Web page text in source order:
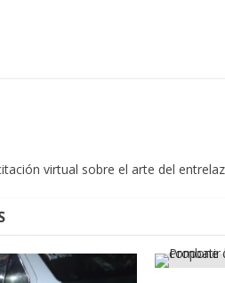
virtual sobre el arte del